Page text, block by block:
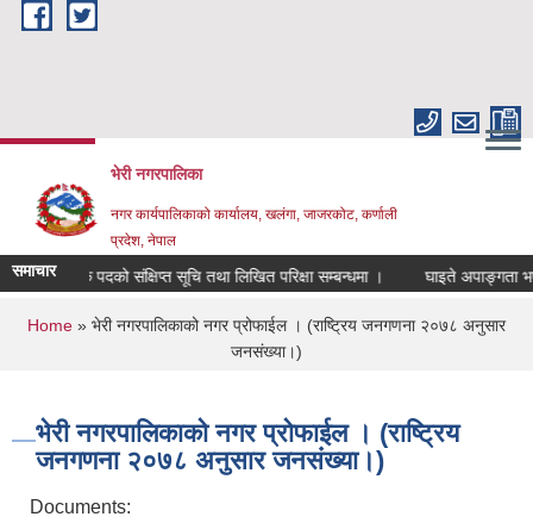
Skip to main content
भेरी नगरपालिका
नगर कार्यपालिकाको कार्यालय, खलंगा, जाजरकोट, कर्णाली
प्रदेश, नेपाल
समाचार
परिचालक पदको संक्षिप्त सूचि तथा लिखित परिक्षा सम्बन्धमा । घाइते अपाङ्गता भएका
You are here
Home » भेरी नगरपालिकाको नगर प्रोफाईल । (राष्ट्रिय जनगणना २०७८ अनुसार
जनसंख्या।)
भेरी नगरपालिकाको नगर प्रोफाईल । (राष्ट्रिय
जनगणना २०७८ अनुसार जनसंख्या।)
Documents: